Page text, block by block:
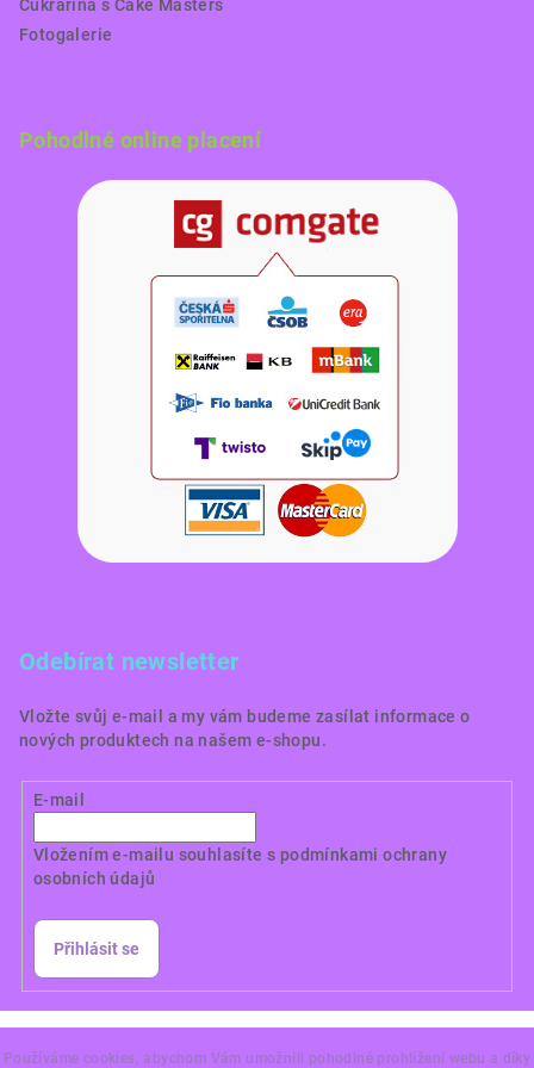
Používáme cookies, abychom Vám umožnili pohodlné prohlížení webu a díky
Cukrařina s Cake Masters
Fotogalerie
Pohodlné online placení
Odebírat newsletter
Vložte svůj e-mail a my vám budeme zasílat informace o
nových produktech na našem e-shopu.
E-mail
Vložením e-mailu souhlasíte s podmínkami ochrany
osobních údajů
Přihlásit se
vyhrazena.